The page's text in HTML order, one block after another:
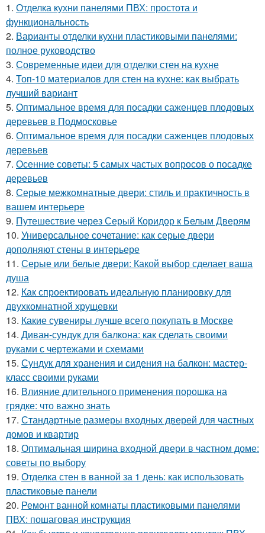
1. Отделка кухни панелями ПВХ: простота и
функциональность
2. Варианты отделки кухни пластиковыми панелями:
полное руководство
3. Современные идеи для отделки стен на кухне
4. Топ-10 материалов для стен на кухне: как выбрать
лучший вариант
5. Оптимальное время для посадки саженцев плодовых
деревьев в Подмосковье
6. Оптимальное время для посадки саженцев плодовых
деревьев
7. Осенние советы: 5 самых частых вопросов о посадке
деревьев
8. Серые межкомнатные двери: стиль и практичность в
вашем интерьере
9. Путешествие через Серый Коридор к Белым Дверям
10. Универсальное сочетание: как серые двери
дополняют стены в интерьере
11. Серые или белые двери: Какой выбор сделает ваша
душа
12. Как спроектировать идеальную планировку для
двухкомнатной хрущевки
13. Какие сувениры лучше всего покупать в Москве
14. Диван-сундук для балкона: как сделать своими
руками с чертежами и схемами
15. Сундук для хранения и сидения на балкон: мастер-
класс своими руками
16. Влияние длительного применения порошка на
грядке: что важно знать
17. Стандартные размеры входных дверей для частных
домов и квартир
18. Оптимальная ширина входной двери в частном доме:
советы по выбору
19. Отделка стен в ванной за 1 день: как использовать
пластиковые панели
20. Ремонт ванной комнаты пластиковыми панелями
ПВХ: пошаговая инструкция